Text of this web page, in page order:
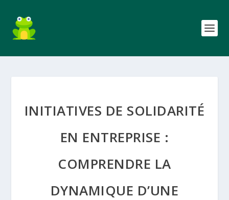
INITIATIVES DE SOLIDARITÉ
EN ENTREPRISE :
COMPRENDRE LA
DYNAMIQUE D’UNE